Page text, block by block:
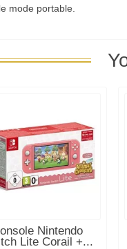
mode portable.
Nintendo
Lite Corail +...